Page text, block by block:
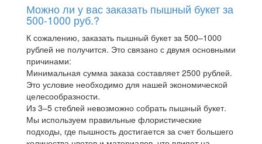
Можно ли у вас заказать пышный букет за
500-1000 руб.?
К сожалению, заказать пышный букет за 500–1000
рублей не получится. Это связано с двумя основными
причинами:
Минимальная сумма заказа составляет 2500 рублей.
Это условие необходимо для нашей экономической
целесообразности.
Из 3–5 стеблей невозможно собрать пышный букет.
Мы используем правильные флористические
подходы, где пышность достигается за счет большего